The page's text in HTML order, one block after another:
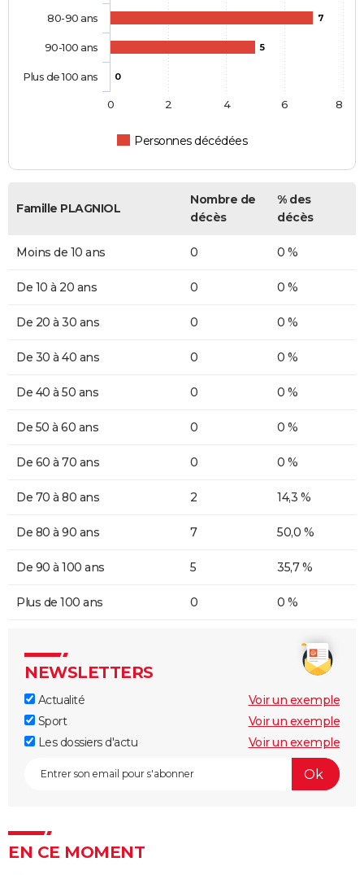
7
5
0
Personnes décédées
80-90 ans
90-100 ans
Plus de 100 ans
0 2 4 6 8
Famille PLAGNIOL
Nombre de
décès
% des
décès
Moins de 10 ans 0 0 %
De 10 à 20 ans 0 0 %
De 20 à 30 ans 0 0 %
De 30 à 40 ans 0 0 %
De 40 à 50 ans 0 0 %
De 50 à 60 ans 0 0 %
De 60 à 70 ans 0 0 %
De 70 à 80 ans 2 14,3 %
De 80 à 90 ans 7 50,0 %
De 90 à 100 ans 5 35,7 %
Plus de 100 ans 0 0 %
NEWSLETTERS
Actualité
Voir un exemple
Sport
Voir un exemple
Les dossiers d'actu
Voir un exemple
EN CE MOMENT